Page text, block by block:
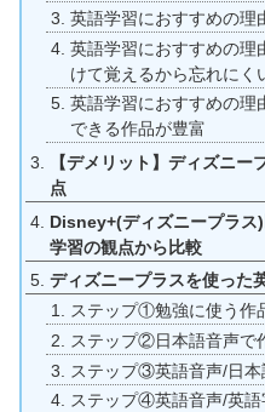
英語学習におすすめの
英語学習におすすめの
けて覚えるから忘れにく
英語学習におすすめの
できる作品が豊富
【デメリット】ディズニ
点
Disney+(ディズニープラス
学習の観点から比較
ディズニープラスを使った
ステップ①勉強に使う作
ステップ②日本語音声で
ステップ③英語音声/日本
ステップ④英語音声/英語